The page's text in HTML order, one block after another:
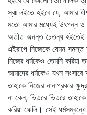
স্বঃ লইতে হইবে যে, আমার
মতো আমার মধ্যেই উৎপন্ন ও
অতীত অনন্ত চৈতন্য হইতেই
এইরূপে নিজেকে যেমন সমস্ত
নিজের ধর্মকেও তেমনি করিয়া
আমাদের ধর্মকেও যখন
তাহাকে নিজের নানাপ্রকার
না কেন, ভিতরে ভিতরে
করিয়া ফেলি। সেই